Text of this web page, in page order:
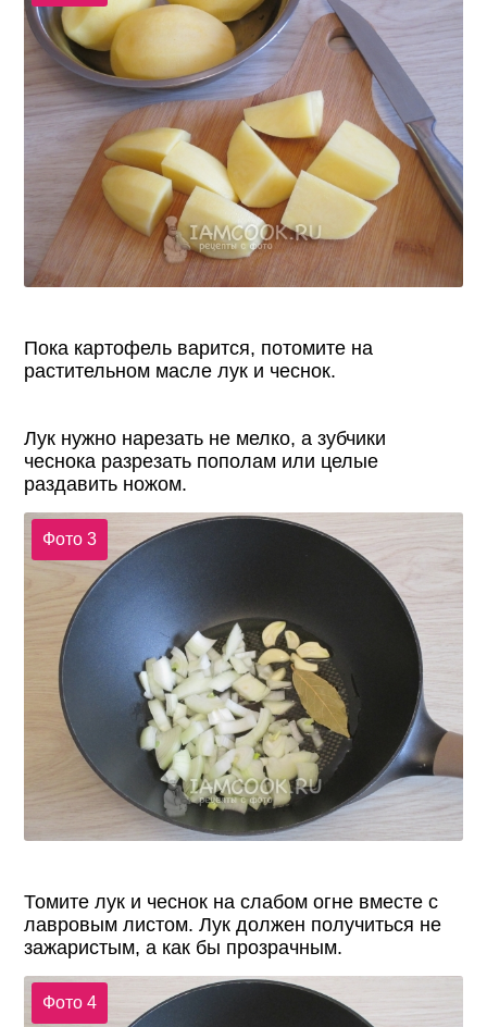
Пока картофель варится, потомите на
растительном масле лук и чеснок.
Лук нужно нарезать не мелко, а зубчики
чеснока разрезать пополам или целые
раздавить ножом.
Фото 3
Томите лук и чеснок на слабом огне вместе с
лавровым листом. Лук должен получиться не
зажаристым, а как бы прозрачным.
Фото 4